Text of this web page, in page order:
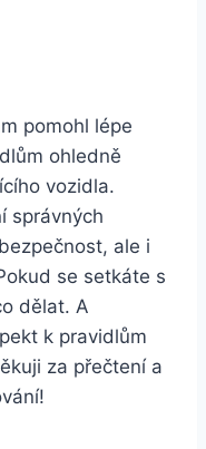
pomohl lépe
ohledně
vozidla.
správných
ale i
se setkáte s
dělat. A
k pravidlům
za přečtení a